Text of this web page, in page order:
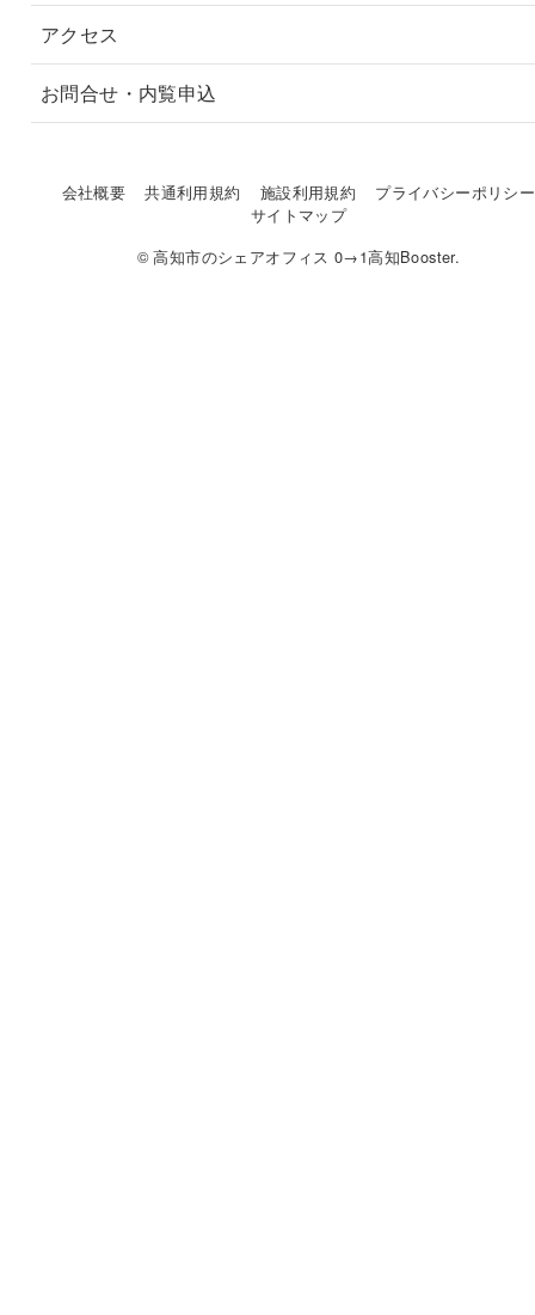
アクセス
お問合せ・内覧申込
会社概要 共通利用規約 施設利用規約
プライバシーポリシー
サイトマップ
© 高知市のシェアオフィス 0→1高知Booster.